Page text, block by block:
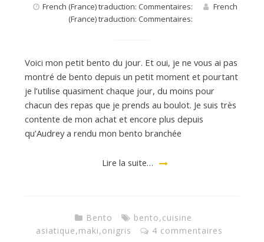
French (France) traduction: Commentaires:
French
(France) traduction: Commentaires:
Voici mon petit bento du jour. Et oui, je ne vous ai pas
montré de bento depuis un petit moment et pourtant
je l’utilise quasiment chaque jour, du moins pour
chacun des repas que je prends au boulot. Je suis très
contente de mon achat et encore plus depuis
qu’Audrey a rendu mon bento branchée
Lire la suite…
Bento bento,cuisine
asiatique,maki,onigris 4 commentaires